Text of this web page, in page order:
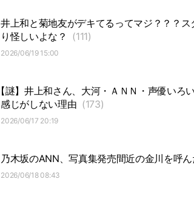
井上和と菊地友がデキてるってマジ？？？
り怪しいよな？
(111)
2026/06/19 15:00
【謎】井上和さん、大河・ＡＮＮ・声優い
感じがしない理由 (173)
2026/06/17 20:19
乃木坂のANN、写真集発売間近の金川を呼
2026/06/18 08:43